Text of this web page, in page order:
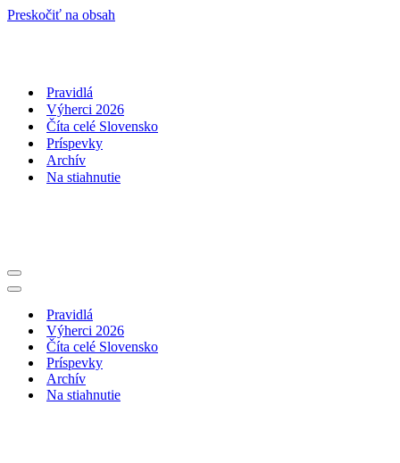
Preskočiť na obsah
Pravidlá
Výherci 2026
Číta celé Slovensko
Príspevky
Archív
Na stiahnutie
Menu
navigácie
Menu
navigáciePravidlá
Výherci 2026
Číta celé Slovensko
Príspevky
Archív
Na stiahnutie